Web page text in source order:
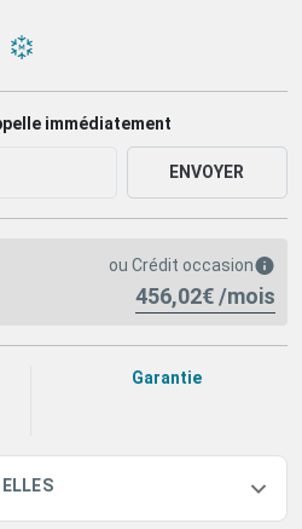
immédiatement
ENVOYER
ou Crédit occasion
456,02€ /mois
Garantie